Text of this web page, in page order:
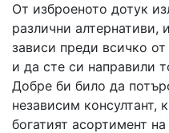
От изброеното дотук
различни алтернативи,
зависи преди всичко
и да сте си направили
Добре би било да
независим консултант,
богатият асортимент